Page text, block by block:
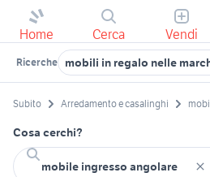
Home Cerca Vendi
Ricerche mobili in regalo nelle
Subito Arredamento e casalinghi
Cosa cerchi?